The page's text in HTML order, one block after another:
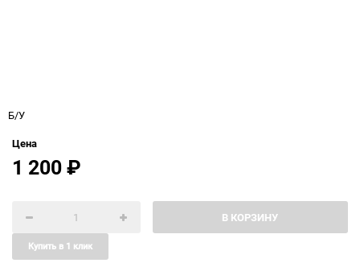
Б/У
Цена
1 200₽
В КОРЗИНУ
Купить в 1 клик